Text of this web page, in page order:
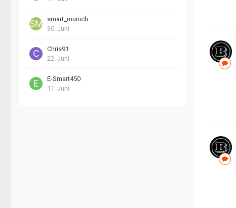
smart_munich
30. Juni
Chris91
22. Juni
E-Smart450
11. Juni